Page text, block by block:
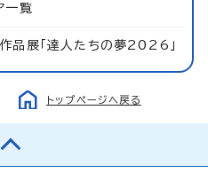
一覧
品展「達人たちの夢2026」
トップページへ戻る